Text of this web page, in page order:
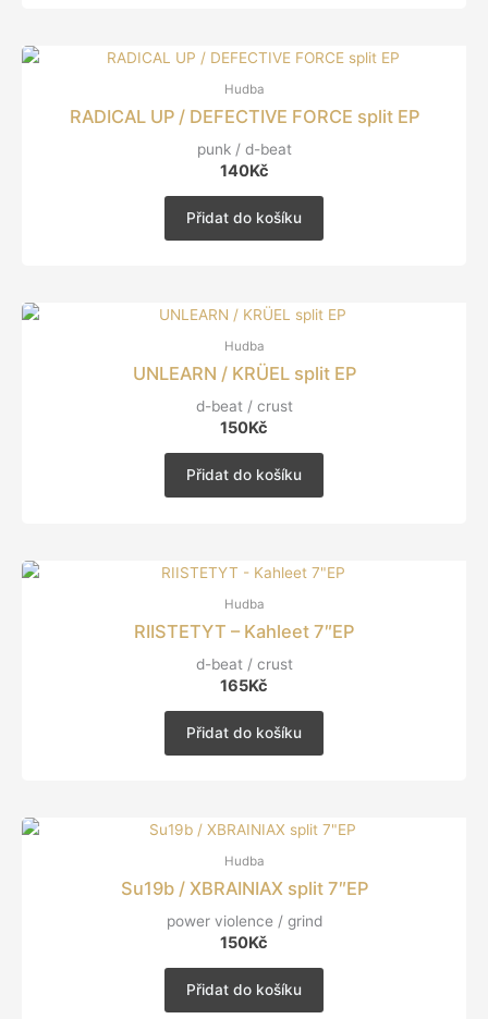
Hudba
RADICAL UP / DEFECTIVE FORCE split EP
punk / d-beat
140Kč
Přidat do košíku
Hudba
UNLEARN / KRÜEL split EP
d-beat / crust
150Kč
Přidat do košíku
Hudba
RIISTETYT – Kahleet 7″EP
d-beat / crust
165Kč
Přidat do košíku
Hudba
Su19b / XBRAINIAX split 7″EP
power violence / grind
150Kč
Přidat do košíku